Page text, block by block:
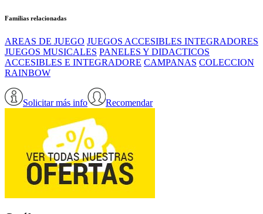
Familias relacionadas
AREAS DE JUEGO JUEGOS ACCESIBLES INTEGRADORES
JUEGOS MUSICALES PANELES Y DIDACTICOS
ACCESIBLES E INTEGRADORE CAMPANAS COLECCION
RAINBOW
Solicitar más info Recomendar